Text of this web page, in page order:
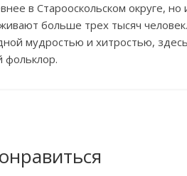
в Старооскольском округе, но
больше трех тысяч
мудростью и хитростью,
фольклор.